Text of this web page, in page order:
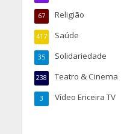
Religião
67
Saúde
417
Solidariedade
35
Teatro & Cinema
238
Vídeo Ericeira TV
3